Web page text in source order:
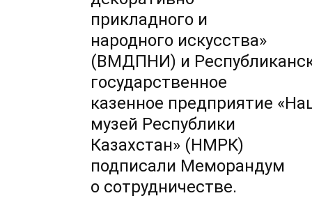
прикладного и
народного искусства»
(ВМДПНИ) и
государственное
казенное предприятие
музей Республики
Казахстан» (НМРК)
подписали Меморандум
о сотрудничестве.